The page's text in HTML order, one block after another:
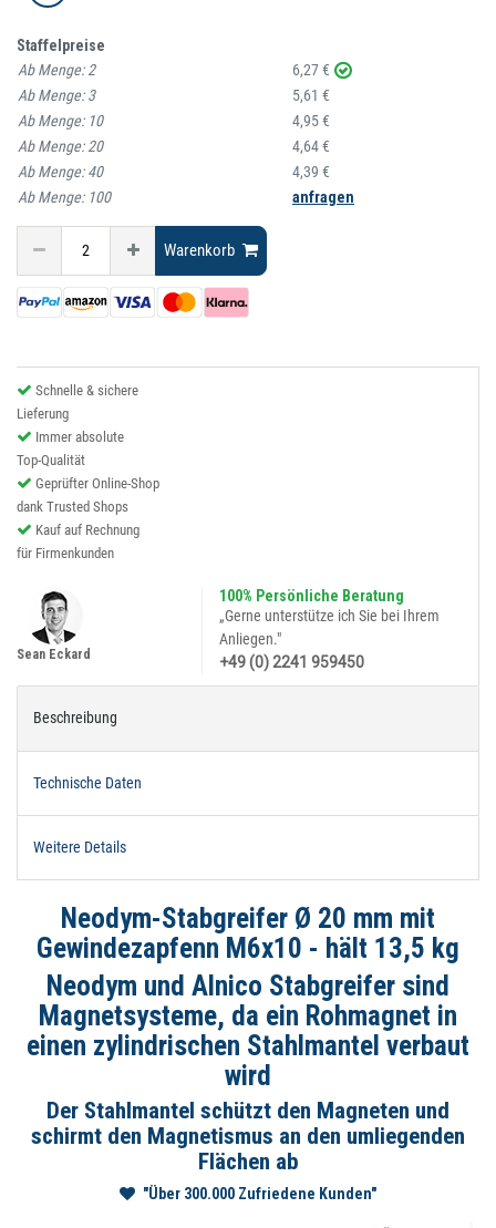
Staffelpreise
Ab Menge:2
6,27 €
Ab Menge:3
5,61 €
Ab Menge: 10
4,95 €
Ab Menge:20
4,64 €
Ab Menge:40
4,39 €
Ab Menge: 100 anfragen
Warenkorb
Schnelle & sichere
Lieferung
Immer absolute
Top-Qualität
Geprüfter Online-Shop
dank Trusted Shops
Kauf auf Rechnung
für Firmenkunden
100% Persönliche Beratung
„Gerne unterstütze ich Sie bei Ihrem
Anliegen."
+49 (0) 2241 959450
Sean Eckard
Beschreibung
Technische Daten
Weitere Details
Neodym-Stabgreifer Ø 20 mm mit
Gewindezapfenn M6x10 - hält 13,5 kg
Neodym und Alnico Stabgreifer sind
Magnetsysteme, da ein Rohmagnet in
einen zylindrischen Stahlmantel verbaut
wird
Der Stahlmantel schützt den Magneten und
schirmt den Magnetismus an den umliegenden
Flächen ab
"Über 300.000 Zufriedene Kunden"